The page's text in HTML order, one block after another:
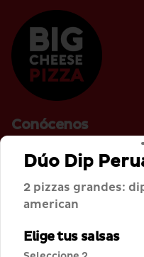
Conócenos
Cobertura de Despacho
Política de privacidad
Redes sociales
Dúo Dip
2 pizzas grandes:
american
Elige tus salsas